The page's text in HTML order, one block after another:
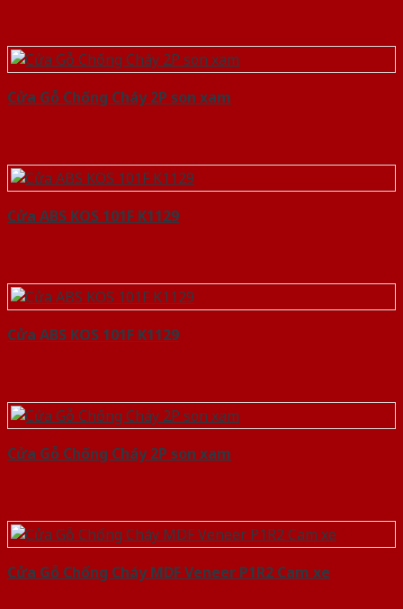
Cửa Gỗ Chống Cháy 2P son xam
Cửa ABS KOS 101F K1129
Cửa ABS KOS 101F K1129
Cửa Gỗ Chống Cháy 2P son xam
Cửa Gỗ Chống Cháy MDF Veneer P1R2 Cam xe